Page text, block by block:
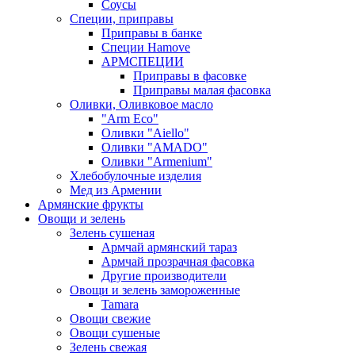
Соусы
Специи, приправы
Приправы в банке
Специи Hamove
АРМСПЕЦИИ
Приправы в фасовке
Приправы малая фасовка
Оливки, Оливковое масло
"Arm Eco"
Оливки "Aiello"
Оливки "AMADO"
Оливки "Armenium"
Хлебобулочные изделия
Мед из Армении
Армянские фрукты
Овощи и зелень
Зелень сушеная
Армчай армянский тараз
Армчай прозрачная фасовка
Другие производители
Овощи и зелень замороженные
Tamara
Овощи свежие
Овощи сушеные
Зелень свежая